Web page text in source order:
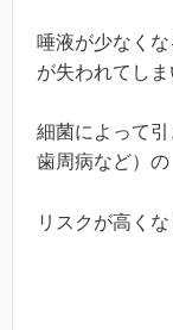
唾液が少なく
が失われてしま
細菌によって
歯周病など）の
リスクが高くな